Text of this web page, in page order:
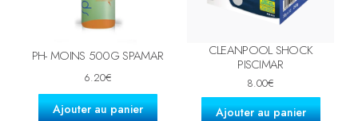
PH- MOINS 500G SPAMAR
6.20€
Ajouter au panier
CLEANPOOL SHOCK
PISCIMAR
8.00€
Ajouter au panier